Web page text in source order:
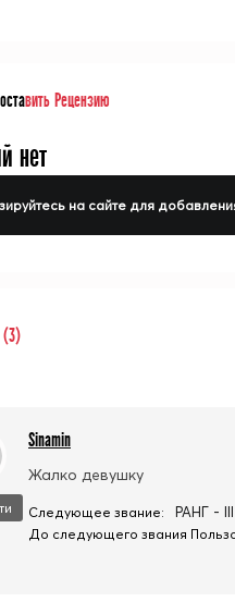
вить Рецензию
нет
на сайте для
Sinamin
Жалко девушку
Следующее звание: РАНГ - III
До следующего звания